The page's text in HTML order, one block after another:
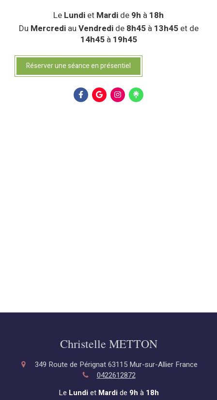
Le Lundi et Mardi de 9h à 18h
Du Mercrediau Vendredide 8h45à 13h45et de
14h45à 19h45
Réserver une séance en présentiel
Christelle METTON
349 Route de Pérignat 63115 Mur-sur-Allier France
0422612872
Le Lundiet Mardide 9h à 18h